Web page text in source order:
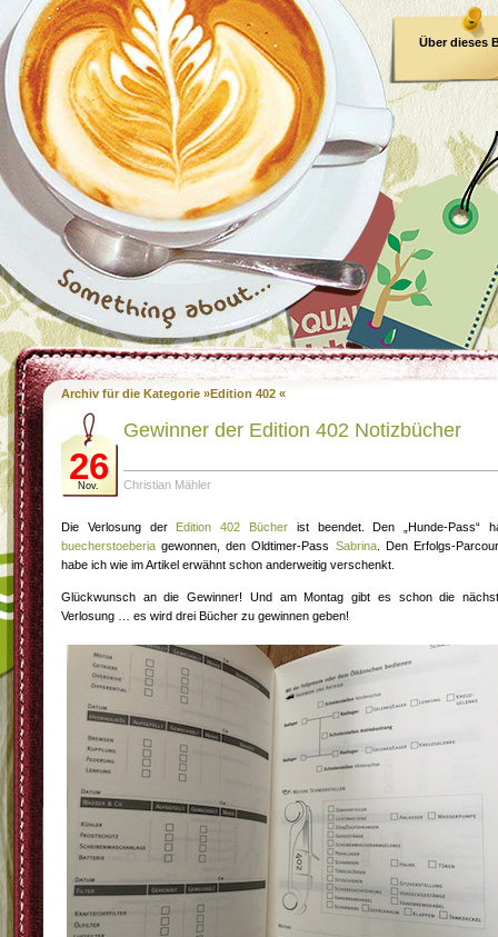
Über dieses
Archiv für die Kategorie »Edition 402 «
26
Nov.
Gewinner der Edition 402 Notizbücher
Christian Mähler
Die Verlosung der Edition 402 Bücher ist beendet. Den „Hunde-Pass“
buecherstoeberia gewonnen, den Oldtimer-Pass Sabrina. Den Erfolgs-
habe ich wie im Artikel erwähnt schon anderweitig verschenkt.
Glückwunsch an die Gewinner! Und am Montag gibt es schon die
Verlosung … es wird drei Bücher zu gewinnen geben!